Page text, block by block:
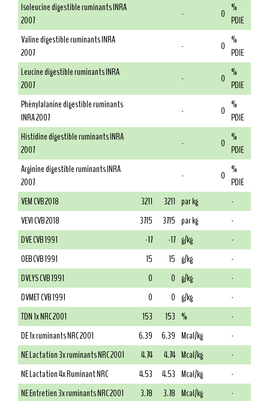
Isoleucine digestible ruminants INRA
2007
- 0 %
PDIE
Valine digestible ruminants INRA
2007
- 0 %
PDIE
Leucine digestible ruminants INRA
2007
- 0 %
PDIE
Phénylalanine digestible ruminants
INRA 2007
- 0 %
PDIE
Histidine digestible ruminants INRA
2007
- 0 %
PDIE
Arginine digestible ruminants INRA
2007
- 0 %
PDIE
VEM CVB 2018
3211 3211 par kg
-
VEVI CVB 2018
3715 3715 par kg
-
DVE CVB 1991
-17 -17 g/kg
-
OEB CVB 1991
15 15 g/kg
-
DVLYS CVB 1991
0 0 g/kg
-
DVMET CVB 1991
0 0 g/kg
-
TDN 1x NRC 2001
153 153 %
-
DE 1x ruminants NRC 2001
6.39 6.39 Mcal/kg
-
NE Lactation 3x ruminants NRC 2001
4.74 4.74 Mcal/kg
-
NE Lactation 4x Ruminant NRC
4.53 4.53 Mcal/kg
-
NE Entretien 3x ruminants NRC 2001
3.78 3.78 Mcal/kg
-